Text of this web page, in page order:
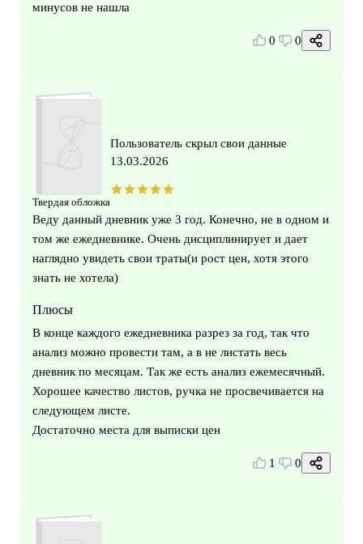
минусов не нашла
0 0
Твердая обложка
Пользователь скрыл свои данные
13.03.2026
Веду данный дневник уже 3 год. Конечно, не в одном и
том же ежедневнике. Очень дисциплинирует и дает
наглядно увидеть свои траты(и рост цен, хотя этого
знать не хотела)
Плюсы
В конце каждого ежедневника разрез за год, так что
анализ можно провести там, а в не листать весь
дневник по месяцам. Так же есть анализ ежемесячный.
Хорошее качество листов, ручка не просвечивается на
следующем листе.
Достаточно места для выписки цен
1 0